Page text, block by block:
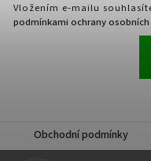
Vložením e-mailu
podmínkami ochrany osobních
Obchodní podmínky